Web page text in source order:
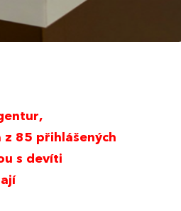
85 přihlášených
s devíti